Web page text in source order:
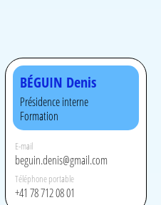
BÉGUIN Denis
Présidence interne
Formation
E-mail
beguin.denis@gmail.com
Téléphone portable
+41 78 712 08 01